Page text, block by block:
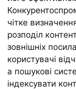
чітке
розподіл
зовнішніх
користувачі
а пошукові
індексувати